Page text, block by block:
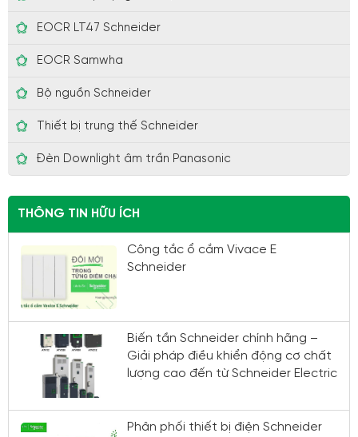
EOCR LT47 Schneider
EOCR Samwha
Bộ nguồn Schneider
Thiết bị trung thế Schneider
Đèn Downlight âm trần Panasonic
THÔNG TIN HỮU ÍCH
Công tắc ổ cắm Vivace E
Schneider
Biến tần Schneider chính hãng –
Giải pháp điều khiển động cơ chất
lượng cao đến từ Schneider Electric
Phân phối thiết bị điện Schneider